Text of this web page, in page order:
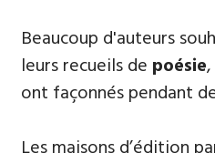
Beaucoup d'auteurs
leurs recueils de poésie
ont façonnés pendant